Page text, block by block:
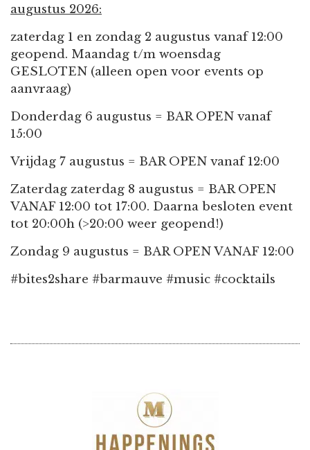
augustus 2026:
zaterdag 1 en zondag 2 augustus vanaf 12:00
geopend. Maandag t/m woensdag
GESLOTEN (alleen open voor events op
aanvraag)
Donderdag 6 augustus = BAR OPEN vanaf
15:00
Vrijdag 7 augustus = BAR OPEN vanaf 12:00
Zaterdag zaterdag 8 augustus = BAR OPEN
VANAF 12:00 tot 17:00. Daarna besloten event
tot 20:00h (>20:00 weer geopend!)
Zondag 9 augustus = BAR OPEN VANAF 12:00
#bites2share #barmauve #music #cocktails